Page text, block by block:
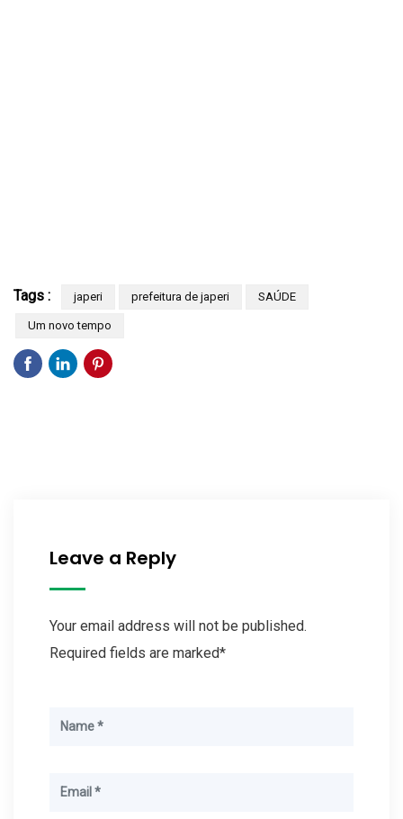
Tags : japeri prefeitura de japeri SAÚDE
Um novo tempo
Leave a Reply
Your email address will not be published.
Required fields are marked*